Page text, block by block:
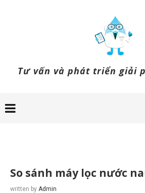
Tư vấn và phát triển giải
So sánh máy lọc nước
written by Admin